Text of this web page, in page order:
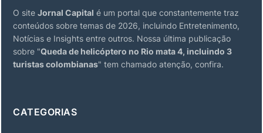
O site Jornal Capital é um portal que constantemente traz
conteúdos sobre temas de 2026, incluindo Entretenimento,
Notícias e Insights entre outros. Nossa última publicação
sobre "Queda de helicóptero no Rio mata 4, incluindo 3
turistas colombianas" tem chamado atenção, confira.
CATEGORIAS